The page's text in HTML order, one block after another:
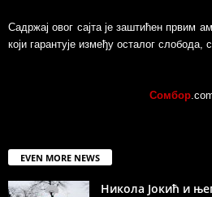
Садржај овог сајта је заштићен првим
који гарантује између осталог слобода,
Сомбор
EVEN MORE NEWS
Никола Јокић и